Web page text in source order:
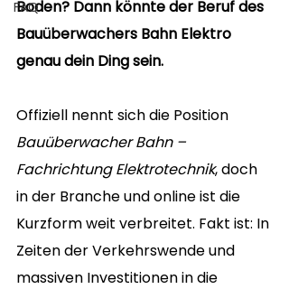
FAQ
Boden? Dann könnte der Beruf des
Bauüberwachers Bahn Elektro
genau dein Ding sein.
Offiziell nennt sich die Position
Bauüberwacher Bahn –
Fachrichtung Elektrotechnik, doch
in der Branche und online ist die
Kurzform weit verbreitet. Fakt ist: In
Zeiten der Verkehrswende und
massiven Investitionen in die